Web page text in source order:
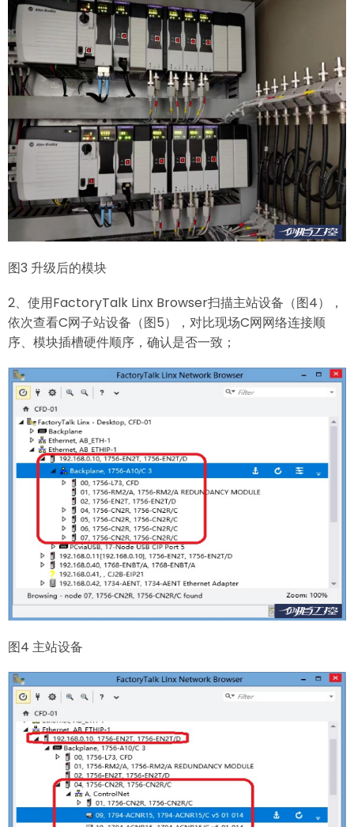
图3 升级后的模块
2、使用FactoryTalk Linx Browser扫描主站设备（图4），
依次查看C网子站设备（图5），对比现场C网网络连接顺
序、模块插槽硬件顺序，确认是否一致；
图4 主站设备